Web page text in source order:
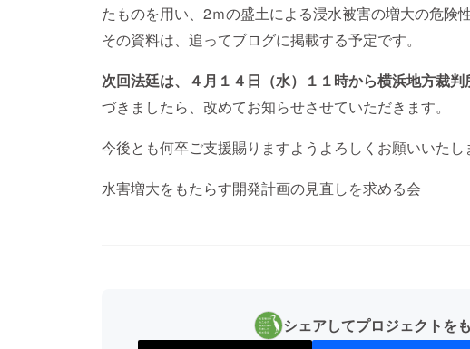
たものを用い、2ｍの盛土による浸水被害の増大の危険
その資料は、追ってブログに掲載する予定です。
次回法廷は、４月１４日（水）１１時から横浜地方裁
づきましたら、改めてお知らせさせていただきます。
今後とも何卒ご支援賜りますようよろしくお願いいたし
水害増大をもたらす開発計画の見直しを求める会
シェアしてプロジェクトを